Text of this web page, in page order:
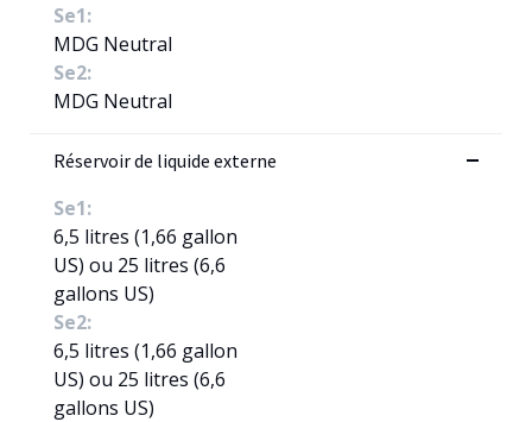
Se1:
MDG Neutral
Se2:
MDG Neutral
Réservoir de liquide externe
Se1:
6,5 litres (1,66 gallon
US) ou 25 litres (6,6
gallons US)
Se2:
6,5 litres (1,66 gallon
US) ou 25 litres (6,6
gallons US)